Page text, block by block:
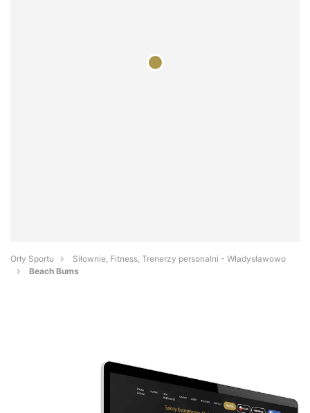
Orły Sportu
Siłownie, Fitness, Trenerzy personalni - Władysławowo
Beach Bums